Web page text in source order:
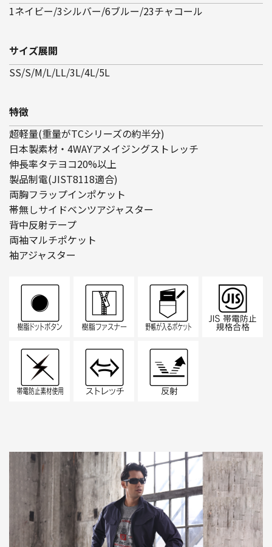
1ネイビー/3シルバー/6ブルー/23チャコール
サイズ展開
SS/S/M/L/LL/3L/4L/5L
特徴
超軽量(重量がTCシリーズの約半分)
日本製素材・4WAYアメイジングストレッチ
伸長率タテヨコ20%以上
製品制電(JIST8118適合)
両胸フラップインポケット
帯無しサイドベンツアジャスター
背中反射テープ
両袖マルチポケット
袖アジャスター